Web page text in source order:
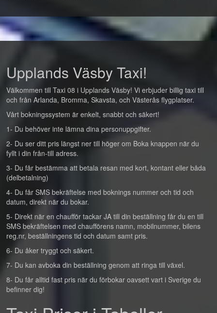
Upplands Väsby Taxi!
Välkommen till Taxi 08 i Upplands Väsby! Vi erbjuder billig taxi till
och från Arlanda, Bromma, Skavsta, och Västerås flygplatser.
Vårt bokningssystem är enkelt, snabbt och säkert!
1- Du behöver inte lämna dina personuppgifter.
2- Du ser ditt pris längst ner till höger om Boka knappen när du
fyllt i din från-till adress.
3- Du får bestämma att betala resan med kort, kontant eller båda
(delbetalning)
4- Du får SMS bekräftelse med boknings nummer och tid och
datum, direkt när du bokar.
5- Direkt när en chaufför tackar JA till din beställning får du en till
SMS bekräftelsen med chaufförens namn, mobilnummer, bilens
reg.nr, beställningens tid och datum samt pris.
6- Du åker tryggt och säkert.
7- Du kan avboka din beställning genom att ringa till växel.
8- Du får alltid fast pris när du förbokar oavsett vart i Sverige du
befinner dig!